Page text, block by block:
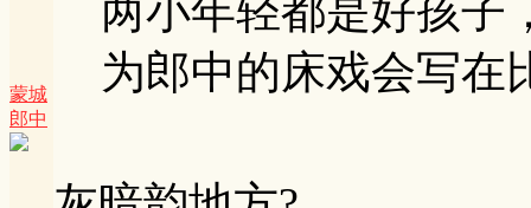
蒙城
郎中
两小年轻都是好孩子
为郎中的床戏会写在